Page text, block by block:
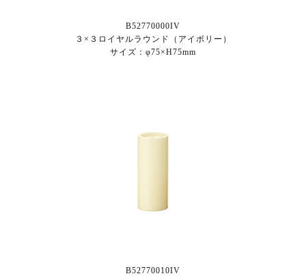
B52770000IV
３×３ロイヤルラウンド（アイボリー）
サイズ：φ75×H75mm
B52770010IV